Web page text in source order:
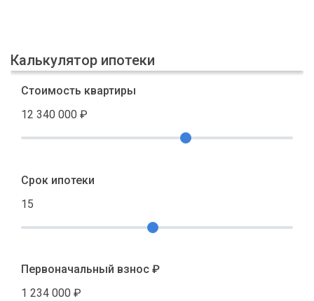
Калькулятор ипотеки
Стоимость квартиры
12 340 000 ₽
Срок ипотеки
15
Первоначальный взнос ₽
1 234 000 ₽